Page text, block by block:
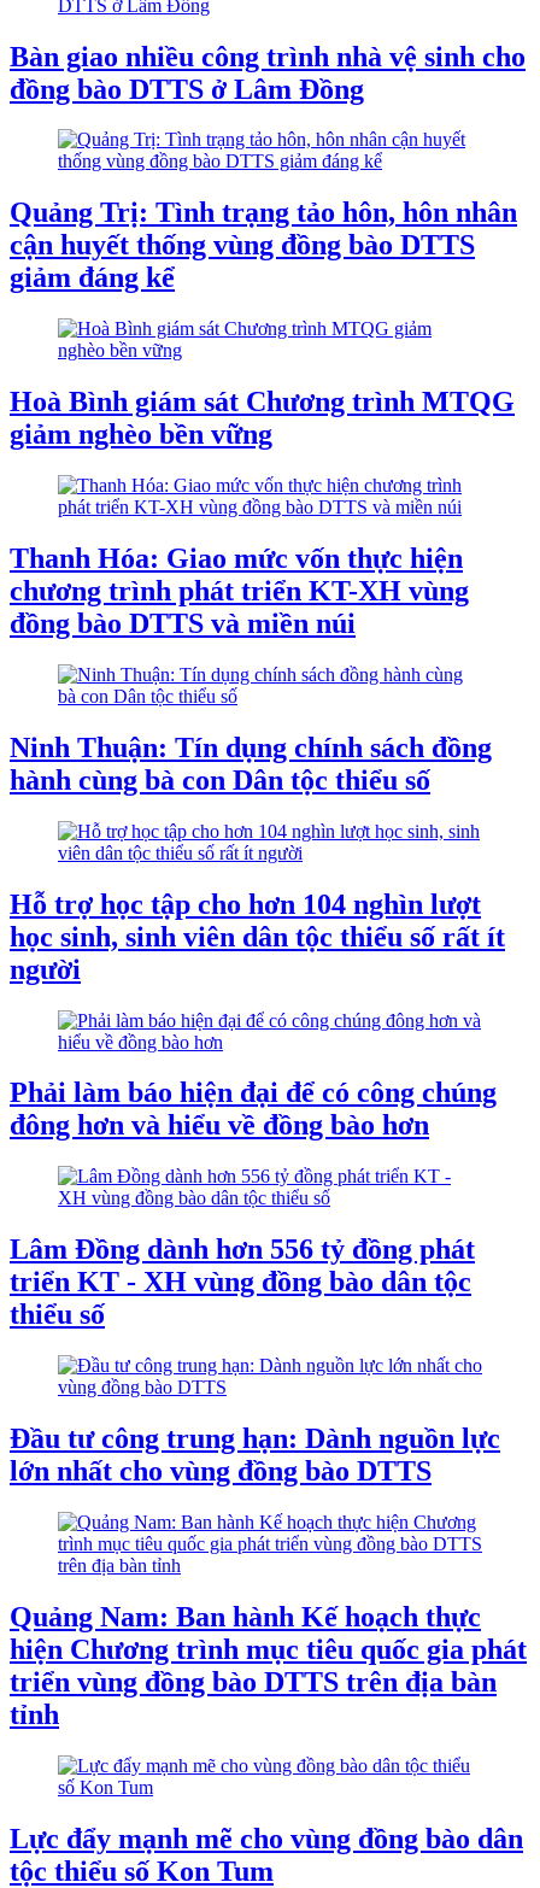
Bàn giao nhiều công trình nhà vệ sinh cho
đồng bào DTTS ở Lâm Đồng
Quảng Trị: Tình trạng tảo hôn, hôn nhân
cận huyết thống vùng đồng bào DTTS
giảm đáng kể
Hoà Bình giám sát Chương trình MTQG
giảm nghèo bền vững
Thanh Hóa: Giao mức vốn thực hiện
chương trình phát triển KT-XH vùng
đồng bào DTTS và miền núi
Ninh Thuận: Tín dụng chính sách đồng
hành cùng bà con Dân tộc thiểu số
Hỗ trợ học tập cho hơn 104 nghìn lượt
học sinh, sinh viên dân tộc thiểu số rất ít
người
Phải làm báo hiện đại để có công chúng
đông hơn và hiểu về đồng bào hơn
Lâm Đồng dành hơn 556 tỷ đồng phát
triển KT - XH vùng đồng bào dân tộc
thiểu số
Đầu tư công trung hạn: Dành nguồn lực
lớn nhất cho vùng đồng bào DTTS
Quảng Nam: Ban hành Kế hoạch thực
hiện Chương trình mục tiêu quốc gia phát
triển vùng đồng bào DTTS trên địa bàn
tỉnh
Lực đẩy mạnh mẽ cho vùng đồng bào dân
tộc thiểu số Kon Tum